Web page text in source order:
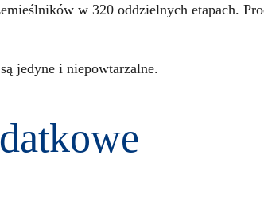
w 320 oddzielnych etapach.
jedyne i niepowtarzalne.